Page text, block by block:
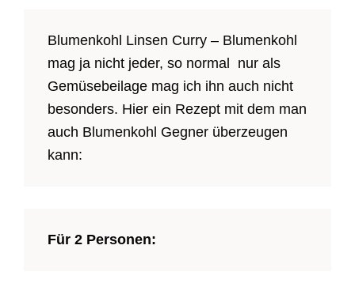
Blumenkohl Linsen Curry – Blumenkohl
mag ja nicht jeder, so normal nur als
Gemüsebeilage mag ich ihn auch nicht
besonders. Hier ein Rezept mit dem man
auch Blumenkohl Gegner überzeugen
kann:
Für 2 Personen: